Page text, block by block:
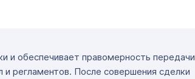
и обеспечивает правомерность передачи
регламентов. После совершения сделки